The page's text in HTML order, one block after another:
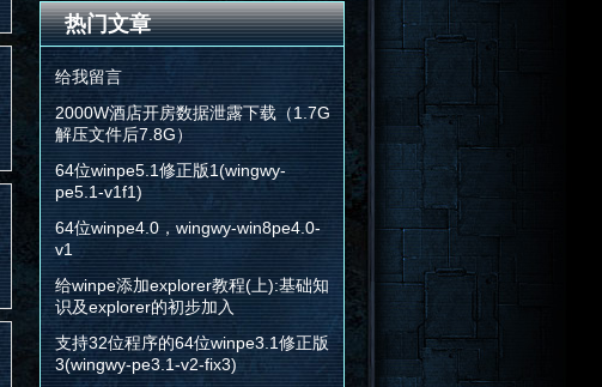
热门文章
给我留言
2000W酒店开房数据泄露下载（1.7G
解压文件后7.8G）
64位winpe5.1修正版1(wingwy-
pe5.1-v1f1)
64位winpe4.0，wingwy-win8pe4.0-
v1
给winpe添加explorer教程(上):基础知
识及explorer的初步加入
支持32位程序的64位winpe3.1修正版
3(wingwy-pe3.1-v2-fix3)